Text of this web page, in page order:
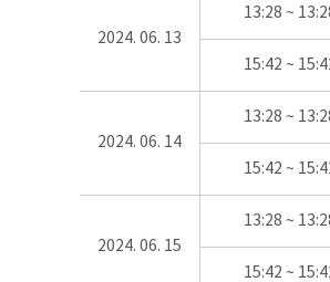
2024. 06. 13
13:28 ~
15:42 ~
2024. 06. 14
13:28 ~
15:42 ~
2024. 06. 15
13:28 ~
15:42 ~